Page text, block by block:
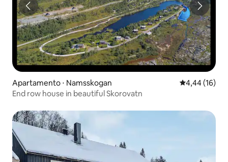
Apartamento ⋅ Namsskogan 4,44 de uma
4,44 (16)
End row house in beautiful Skorovatn